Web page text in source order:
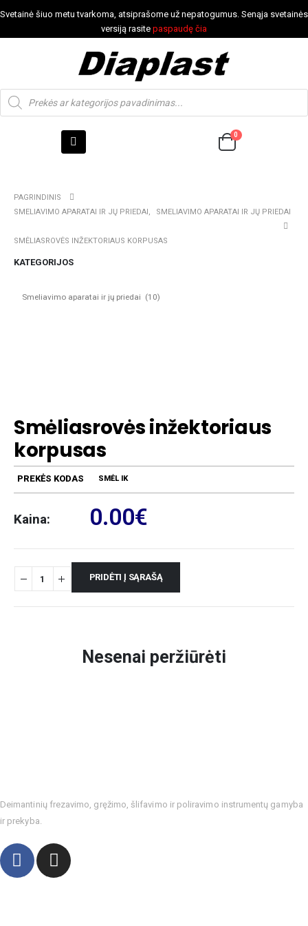
Svetainė šiuo metu tvarkoma, atsiprašome už nepatogumus. Senąja svetainės
versiją rasite paspaudę čia
0
PAGRINDINIS
SMELIAVIMO APARATAI IR JŲ PRIEDAI , SMELIAVIMO APARATAI IR JŲ PRIEDAI
SMĖLIASROVĖS INŽEKTORIAUS KORPUSAS
KATEGORIJOS
Smėliasrovės inžektoriaus
korpusas
PREKĖS KODAS SMĖL IK
Kaina: 0.00€
PRIDĖTI Į SĄRAŠĄ
Nesenai peržiūrėti
Deimantinių frezavimo, gręžimo, šlifavimo ir poliravimo instrumentų gamyba
ir prekyba.